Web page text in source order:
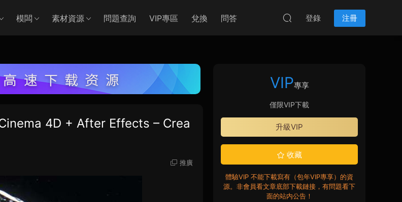
模闆 素材資源 問題查詢 VIP專區 兌換 問答 登錄 注冊
4D + After Effects – Crea
推廣
VIP專享
僅限VIP下載
升級VIP
收藏
體驗VIP 不能下載寫有（包年VIP專享）的資
源。非會員看文章底部下載鏈接，有問題看下
面的站内公告！